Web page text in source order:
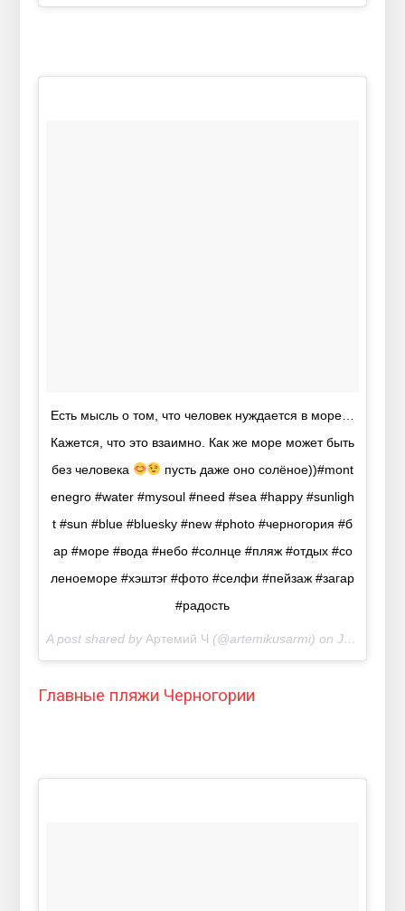
Есть мысль о том, что человек нуждается в море…
Кажется, что это взаимно. Как же море может быть
без человека
пусть даже оно солёное))#mont
enegro #water #mysoul #need #sea #happy #sunligh
t #sun #blue #bluesky #new #photo #черногория #б
ар #море #вода #небо #солнце #пляж #отдых #со
леноеморе #хэштэг #фото #селфи #пейзаж #загар
#радость
A post shared by Артемий Ч (@artemikusarmi) onJul 12, 2018 at 10:55pm PDT
Главные пляжи Черногории